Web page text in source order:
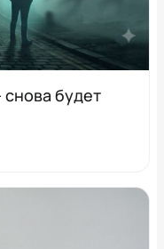
будет